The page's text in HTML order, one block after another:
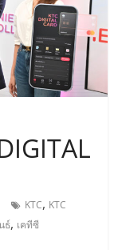
KTC, KTC
ธ์, เคทีซี